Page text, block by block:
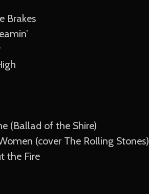
Brakes
(Ballad of the Shire)
(cover The Rolling Stones)
the Fire